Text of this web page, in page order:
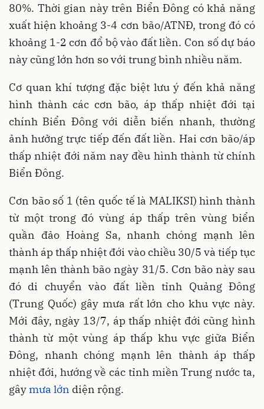
80%. Thời gian này trên Biển Đông có khả năng
xuất hiện khoảng 3-4 cơn bão/ATNĐ, trong đó có
khoảng 1-2 cơn đổ bộ vào đất liền. Con số dự báo
này cũng lớn hơn so với trung bình nhiều năm.
Cơ quan khí tượng đặc biệt lưu ý đến khả năng
hình thành các cơn bão, áp thấp nhiệt đới tại
chính Biển Đông với diễn biến nhanh, thường
ảnh hưởng trực tiếp đến đất liền. Hai cơn bão/áp
thấp nhiệt đới năm nay đều hình thành từ chính
Biển Đông.
Cơn bão số 1 (tên quốc tế là MALIKSI) hình thành
từ một trong đó vùng áp thấp trên vùng biển
quần đảo Hoàng Sa, nhanh chóng mạnh lên
thành áp thấp nhiệt đới vào chiều 30/5 và tiếp tục
mạnh lên thành bão ngày 31/5. Cơn bão này sau
đó di chuyển vào đất liền tỉnh Quảng Đông
(Trung Quốc) gây mưa rất lớn cho khu vực này.
Mới đây, ngày 13/7, áp thấp nhiệt đới cũng hình
thành từ một vùng áp thấp khu vực giữa Biển
Đông, nhanh chóng mạnh lên thành áp thấp
nhiệt đới, hướng về các tỉnh miền Trung nước ta,
gâymưa lớn diện rộng.